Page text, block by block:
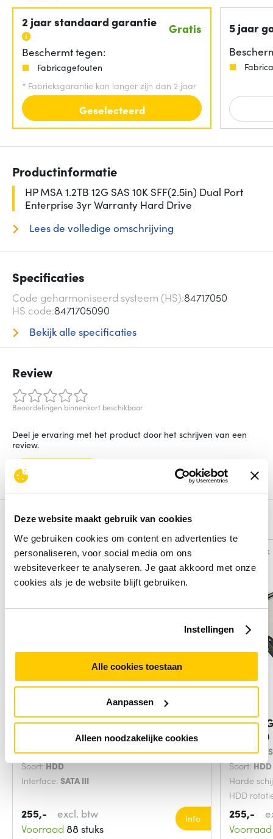
Deze website maakt gebruik van cookies
We gebruiken cookies om content en advertenties te
personaliseren, voor social media om ons
websiteverkeer te analyseren. Je gaat akkoord met onze
cookies als je de website blijft gebruiken.
Instellingen
Alle cookies toestaan
Aanpassen
Alleen noodzakelijke cookies
2 jaar standaard garantie Gratis
Beschermt tegen:
Fabricagefouten
* Fabrieksgarantie kan langer zijn dan 2 jaar
Geselecteerd
5 jaar
Productinformatie
HP MSA 1.2TB 12G SAS 10K SFF(2.5in) Dual Port
Enterprise 3yr Warranty Hard Drive
Lees de volledige omschrijving
Specificaties
Code geharmoniseerd systeem (HS) 84717050
HS code 8471705090
Bekijk alle specificaties
Review
Beoordelingen binnenkort beschikbaar
Deel je ervaring met het product door het schrijven van een
review.
Schrijf een review
Alternatieven
Vergelijk
Western Digital Red Plus interne
Component voor:NAS
Soort:HDD
Interface: SATA III
255,-
excl. btw
Voorraad 88 stuks
Info
Vergelijk
DELL
TB 7200
Interface:
Soort:HDD
Harde
HDD
minuut
255,-
Voorraad